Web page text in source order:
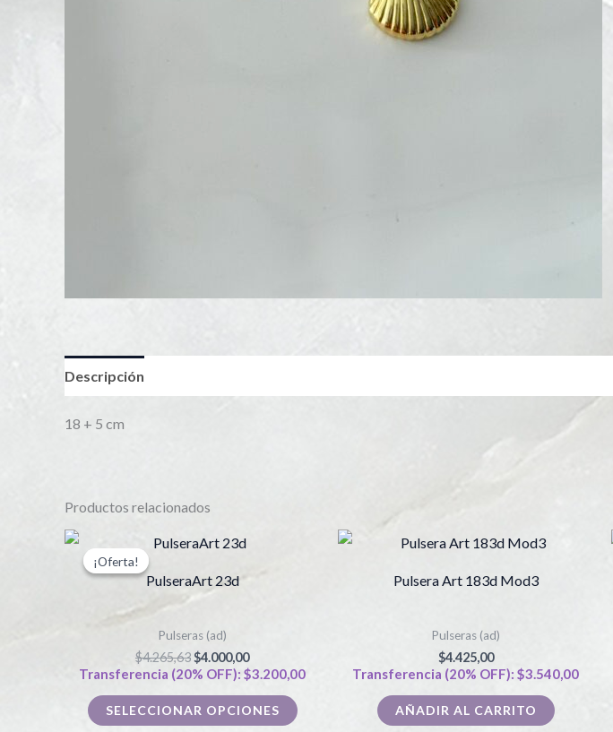
Descripción
18 + 5 cm
Productos relacionados
¡Oferta!
¡Oferta!
PulseraArt 23d
Pulseras (ad)
$4.265,63
El
precio
era:
$4.000,00
Transferencia (20% OFF): $3.200,00
SELECCIONAR OPCIONES
Las
Pulsera Art 183d Mod3
Pulseras (ad)
$4.425,00
Transferencia (20% OFF): $3.540,00
AÑADIR AL CARRITO